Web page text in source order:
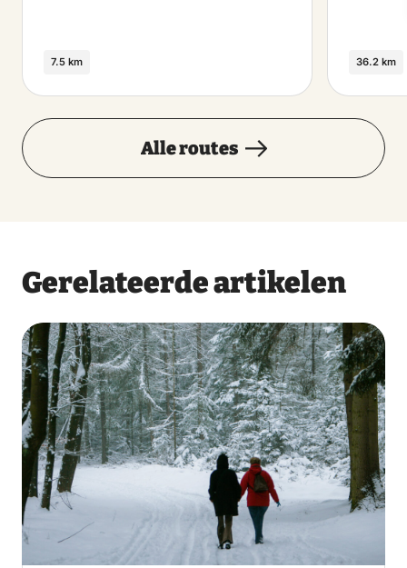
7.5 km 36.2 km
Alle routes
Gerelateerde artikelen